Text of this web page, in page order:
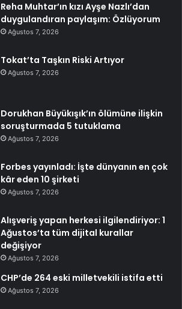
Reha Muhtar’ın kızı Ayşe Nazlı’dan
duygulandıran paylaşım: Özlüyorum
Ağustos 7, 2026
Tokat’ta Taşkın Riski Artıyor
Ağustos 7, 2026
Dorukhan Büyükışık’ın ölümüne ilişkin
soruşturmada 5 tutuklama
Ağustos 7, 2026
Forbes yayınladı: İşte dünyanın en çok
kâr eden 10 şirketi
Ağustos 7, 2026
Alışveriş yapan herkesi ilgilendiriyor: 1
Ağustos’ta tüm dijital kurallar
değişiyor
Ağustos 7, 2026
CHP’de 264 eski milletvekili istifa etti
Ağustos 7, 2026